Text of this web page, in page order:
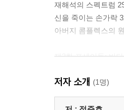
재해석의 스펙트럼
신을 죽이는 손가락
아버지 콤플렉스의
제2화 포세이돈: 바
삼지창 대 올리브나무
크레타의 저주 56
바다에 잠긴 이상 국
저자 소개 (1명)